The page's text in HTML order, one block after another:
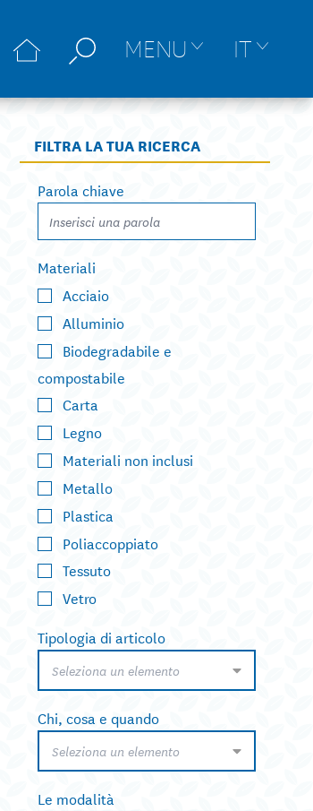
MENU IT
FILTRA LA TUA RICERCA
Parola chiave
Materiali
Acciaio
Alluminio
Biodegradabile e
compostabile
Carta
Legno
Materiali non inclusi
Metallo
Plastica
Poliaccoppiato
Tessuto
Vetro
Tipologia di articolo
Seleziona un elemento
Chi, cosa e quando
Seleziona un elemento
Le modalità